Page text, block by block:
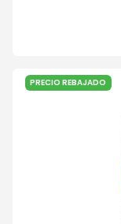
PRECIO REBAJADO